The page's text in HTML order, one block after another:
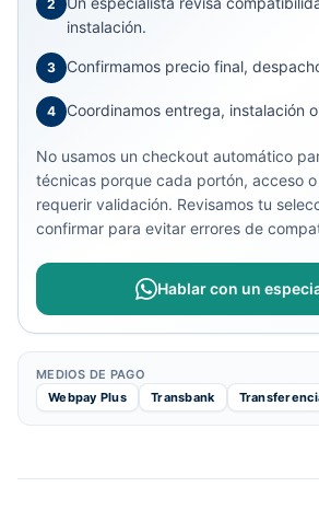
2
instalación.
3 Confirmamos precio final,
4 Coordinamos entrega, instalación
No usamos un checkout automático
técnicas porque cada portón, acceso
requerir validación. Revisamos tu
confirmar para evitar errores de
Hablar con un
MEDIOS DE PAGO
Webpay Plus
Transbank